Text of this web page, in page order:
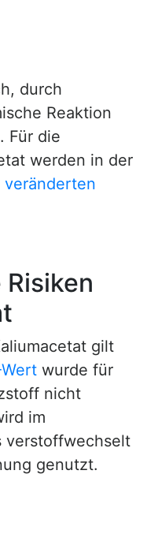
durch
Reaktion
Für die
werden in der
gilt
wurde für
nicht
im
verstoffwechselt
genutzt.